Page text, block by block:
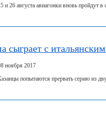
и 26 августа авиагонки вновь пройдут в
с
ноября 2017
попытаются прервать серию из